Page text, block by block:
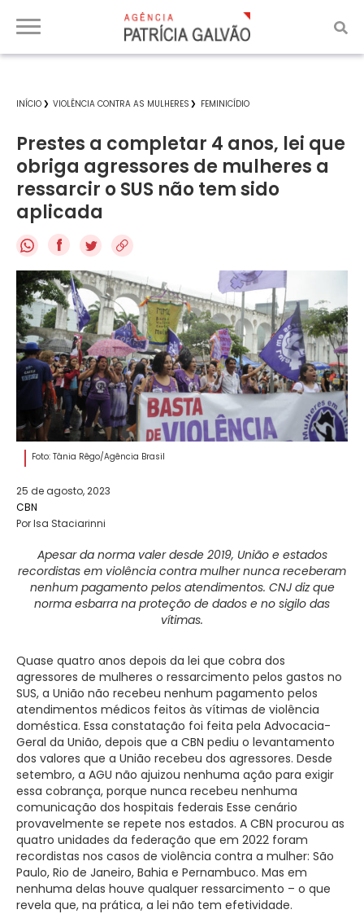
INÍCIO VIOLÊNCIA CONTRA AS MULHERES FEMINICÍDIO
Prestes a completar 4 anos, lei que
obriga agressores de mulheres a
ressarcir o SUS não tem sido
aplicada
f
Foto: Tânia Rêgo/Agência Brasil
25 de agosto, 2023
CBN
Por Isa Staciarinni
Apesar da norma valer desde 2019, União e estados
recordistas em violência contra mulher nunca receberam
nenhum pagamento pelos atendimentos. CNJ diz que
norma esbarra na proteção de dados e no sigilo das
vítimas.
Quase quatro anos depois da lei que cobra dos
agressores de mulheres o ressarcimento pelos gastos no
SUS, a União não recebeu nenhum pagamento pelos
atendimentos médicos feitos às vítimas de violência
doméstica. Essa constatação foi feita pela Advocacia-
Geral da União, depois que a CBN pediu o levantamento
dos valores que a União recebeu dos agressores. Desde
setembro, a AGU não ajuizou nenhuma ação para exigir
essa cobrança, porque nunca recebeu nenhuma
comunicação dos hospitais federais Esse cenário
provavelmente se repete nos estados. A CBN procurou as
quatro unidades da federação que em 2022 foram
recordistas nos casos de violência contra a mulher: São
Paulo, Rio de Janeiro, Bahia e Pernambuco. Mas em
nenhuma delas houve qualquer ressarcimento – o que
revela que, na prática, a lei não tem efetividade.